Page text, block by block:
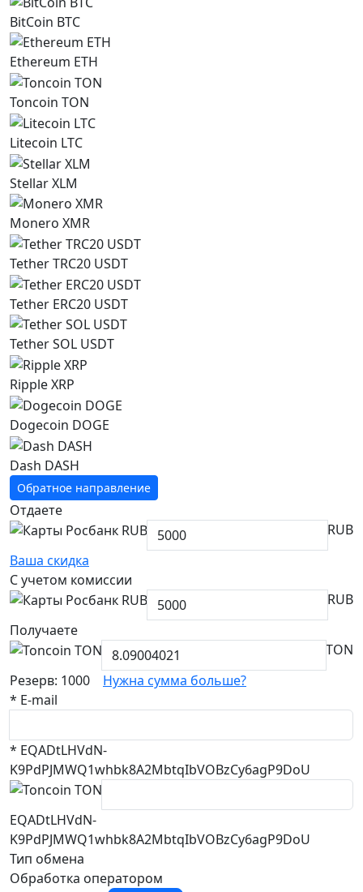
BitCoin BTC
Ethereum ETH
Toncoin TON
Litecoin LTC
Stellar XLM
Monero XMR
Tether TRC20 USDT
Tether ERC20 USDT
Tether SOL USDT
Ripple XRP
Dogecoin DOGE
Dash DASH
Обратное направление
Отдаете
RUB
Ваша скидка
С учетом комиссии
RUB
Получаете
TON
Резерв: 1000
Нужна сумма больше?
* E-mail
* EQADtLHVdN-
K9PdPJMWQ1whbk8A2MbtqIbVOBzCy6agP9DoU
EQADtLHVdN-
K9PdPJMWQ1whbk8A2MbtqIbVOBzCy6agP9DoU
Тип обмена
Обработка оператором